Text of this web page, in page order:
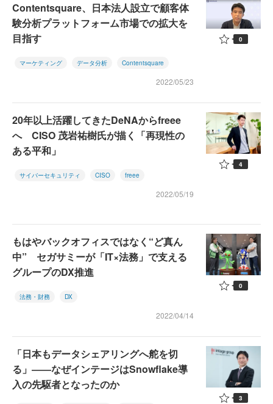
Contentsquare、日本法人設立で顧客体
験分析プラットフォーム市場での拡大を
目指す
マーケティング データ分析 Contentsquare
2022/05/23
0
20年以上活躍してきたDeNAからfreee
へ CISO 茂岩祐樹氏が描く「再現性の
ある平和」
サイバーセキュリティ CISO freee
2022/05/19
4
もはやバックオフィスではなく“ど真ん
中” セガサミーが「IT×法務」で支える
グループのDX推進
法務・財務 DX
2022/04/14
0
「日本もデータシェアリングへ舵を切
る」――なぜインテージはSnowflake導
入の先駆者となったのか
3